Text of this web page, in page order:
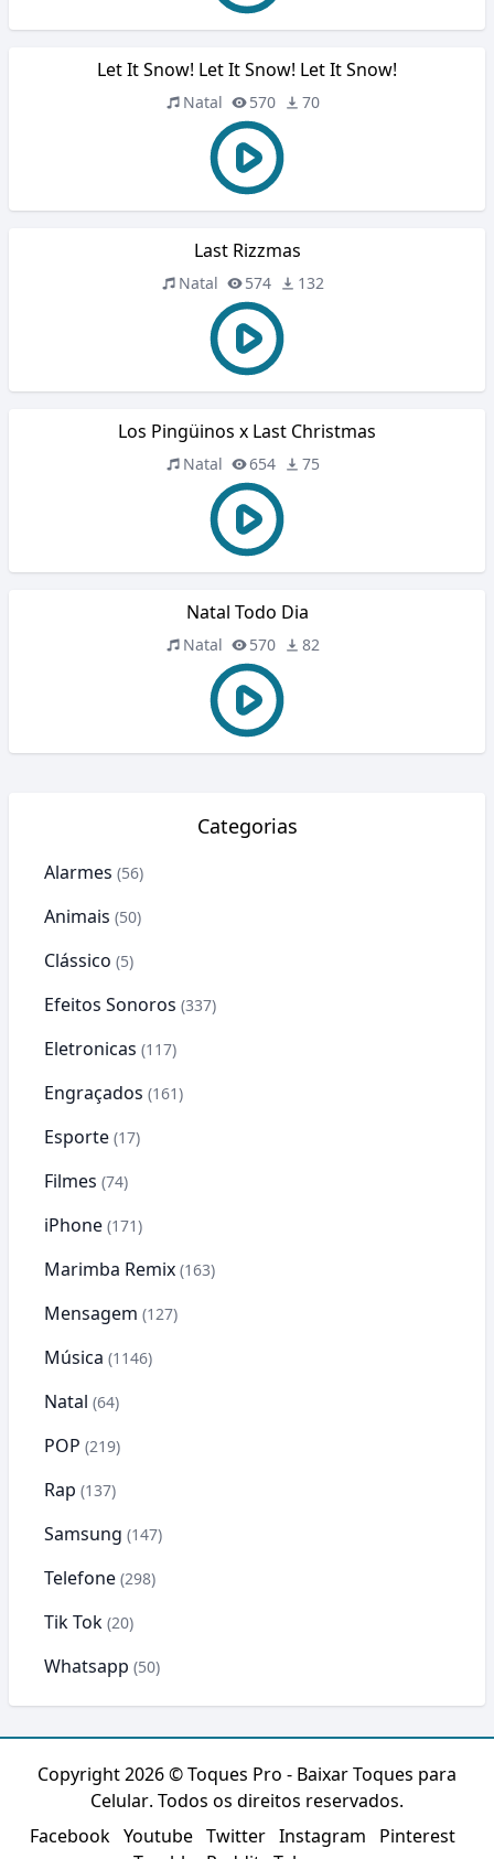
Let It Snow! Let It Snow! Let It Snow!
Natal 570 70
Last Rizzmas
Natal 574 132
Los Pingüinos x Last Christmas
Natal 654 75
Natal Todo Dia
Natal 570 82
Categorias
Alarmes (56)
Animais (50)
Clássico (5)
Efeitos Sonoros (337)
Eletronicas (117)
Engraçados (161)
Esporte (17)
Filmes (74)
iPhone (171)
Marimba Remix (163)
Mensagem (127)
Música (1146)
Natal (64)
POP (219)
Rap (137)
Samsung (147)
Telefone (298)
Tik Tok (20)
Whatsapp (50)
Copyright 2026 ©Toques Pro - Baixar Toques para
Celular. Todos os direitos reservados.
Facebook Youtube Twitter Instagram
Pinterest